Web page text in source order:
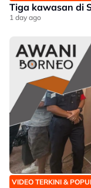
Tiga kawasan di
1 day ago
VIDEO TERKINI &